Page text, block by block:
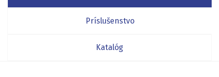
Príslušenstvo
Katalóg